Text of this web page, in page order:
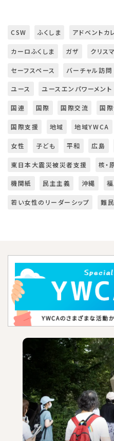
CSW ふくしま アドベントカ
カーロふくしま ガザ クリス
セーフスペース バーチャル訪問
ユース ユースエンパワーメント
国連 国際 国際交流 国
国際支援 地域 地域YWCA
女性 子ども 平和 広島
東日本大震災被災者支援 核・
機関紙 民主主義 沖縄
若い女性のリーダーシップ 難民